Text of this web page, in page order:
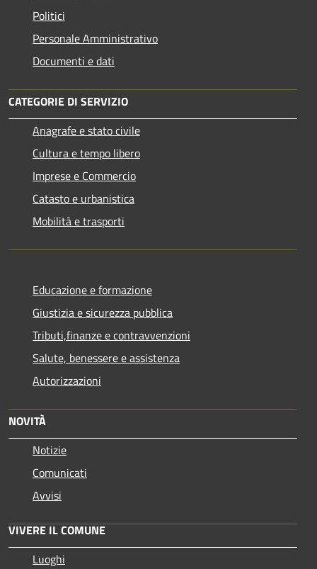
Politici
Personale Amministrativo
Documenti e dati
CATEGORIE DI SERVIZIO
Anagrafe e stato civile
Cultura e tempo libero
Imprese e Commercio
Catasto e urbanistica
Mobilità e trasporti
Educazione e formazione
Giustizia e sicurezza pubblica
Tributi,finanze e contravvenzioni
Salute, benessere e assistenza
Autorizzazioni
NOVITÀ
Notizie
Comunicati
Avvisi
VIVERE IL COMUNE
Luoghi